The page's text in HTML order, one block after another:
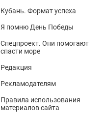
Кубань. Формат успеха
Я помню День Победы
Спецпроект. Они помогают
спасти море
Редакция
Рекламодателям
Правила использования
материалов сайта